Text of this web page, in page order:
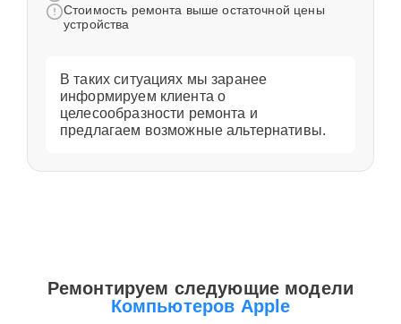
Стоимость ремонта выше остаточной цены
устройства
В таких ситуациях мы заранее
информируем клиента о
целесообразности ремонта и
предлагаем возможные альтернативы.
Ремонтируем следующие модели
Компьютеров Apple